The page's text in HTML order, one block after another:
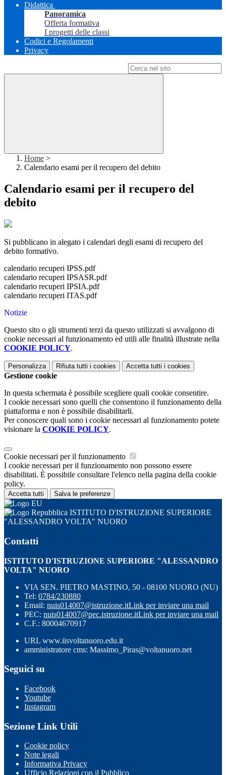
Didattica
Panoramica
Offerta formativa
I progetti delle classi
Codici e Regolamenti
Privacy
Home >
Calendario esami per il recupero del debito
Calendario esami per il recupero del
debito
Si pubblicano in alegato i calendari degli esami di recupero del
debito formativo.
calendario recuperi IPSS.pdf
calendario recuperi IPSASR.pdf
calendario recuperi IPSIA.pdf
calendario recuperi ITAS.pdf
Notizie
Questo sito o gli strumenti terzi da questo utilizzati si avvalgono di
cookie necessari al funzionamento ed utili alle finalità illustrate nella
COOKIE POLICY.
Personalizza Rifiuta tutti i cookies Accetta tutti i cookies
Gestione cookie
In questa schermata è possibile scegliere quali cookie consentire.
I cookie necessari sono quelli che consentono il funzionamento della
piattaforma e non è possibile disabilitarli.
Per conoscere quali sono i cookie necessari al funzionamento potete
visionare la COOKIE POLICY.
Cookie necessari per il funzionamento
I cookie necessari per il funzionamento non possono essere
disabilitati. È possibile consultare l'elenco nella pagina della cookie
policy.
Accetta tutti Salva le preferenze
ISTITUTO D'ISTRUZIONE SUPERIORE
"ALESSANDRO VOLTA" NUORO
Contatti
ISTITUTO D'ISTRUZIONE SUPERIORE "ALESSANDRO
VOLTA" NUORO
VIA SEN. PIETRO MASTINO, 50 - 08100 NUORO (NU)
Tel: 0784/230880
Email: nuis014007@istruzione.itLink per inviare una mail
PEC: nuis014007@pec.istruzione.itLink per inviare una mail
C.F.: 80004670917
URL www.iisvoltanuoro.edu.it
amministratore cms: Massimo_Piras@voltanuoro.net
Seguici su
Facebook
Youtube
Instagram
Sezione Link Utili
Cookie policy
Note legali
Informativa Privacy
Ufficio Relazioni con il Pubblico